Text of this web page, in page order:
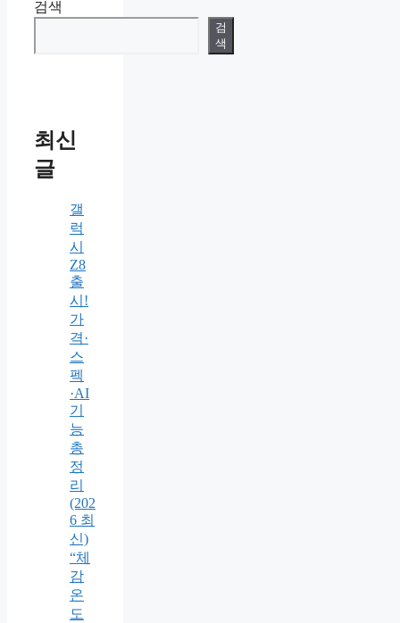
검색
검
색
최신
글
갤
럭
시
Z8
출
시!
가
격·
스
펙
·AI
기
능
총
정
리
(202
6 최
신)
“체
감
온
도